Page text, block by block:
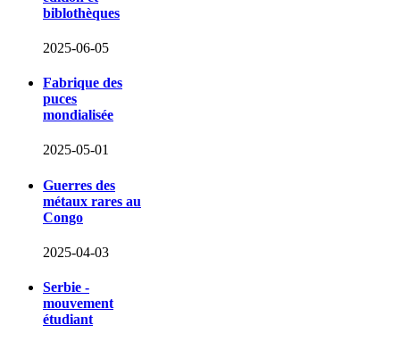
biblothèques
2025-06-05
Fabrique des
puces
mondialisée
2025-05-01
Guerres des
métaux rares au
Congo
2025-04-03
Serbie -
mouvement
étudiant